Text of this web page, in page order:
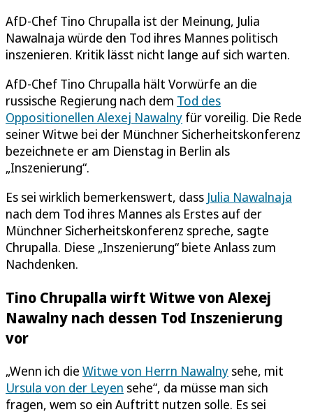
AfD-Chef Tino Chrupalla ist der Meinung, Julia
Nawalnaja würde den Tod ihres Mannes politisch
inszenieren. Kritik lässt nicht lange auf sich warten.
AfD-Chef Tino Chrupalla hält Vorwürfe an die
russische Regierung nach dem Tod des
Oppositionellen Alexej Nawalny für voreilig. Die Rede
seiner Witwe bei der Münchner Sicherheitskonferenz
bezeichnete er am Dienstag in Berlin als
„Inszenierung“.
Es sei wirklich bemerkenswert, dass Julia Nawalnaja
nach dem Tod ihres Mannes als Erstes auf der
Münchner Sicherheitskonferenz spreche, sagte
Chrupalla. Diese „Inszenierung“ biete Anlass zum
Nachdenken.
Tino Chrupalla wirft Witwe von Alexej
Nawalny nach dessen Tod Inszenierung
vor
„Wenn ich die Witwe von Herrn Nawalny sehe, mit
Ursula von der Leyen sehe“, da müsse man sich
fragen, wem so ein Auftritt nutzen solle. Es sei